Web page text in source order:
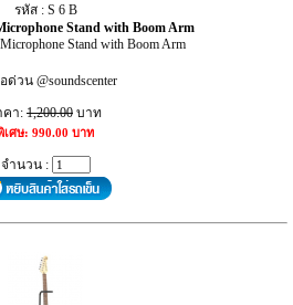
รหัส : S 6 B
Stand with Boom Arm
Stand with Boom Arm
วน @soundscenter
คา: 1,200.00 บาท
เศษ: 990.00 บาท
จำนวน :